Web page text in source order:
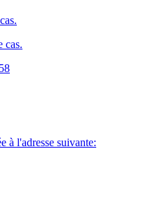
cas.
à l'adresse suivante: